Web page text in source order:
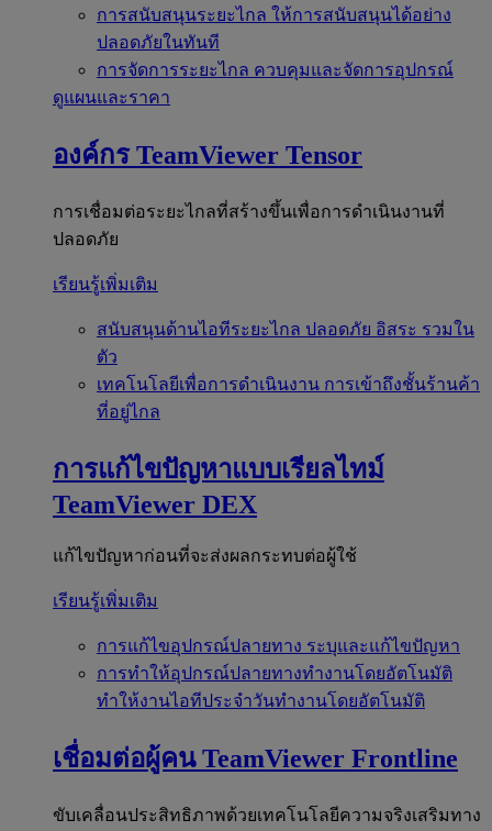
การสนับสนุนระยะไกล ให้การสนับสนุนได้อย่าง
ปลอดภัยในทันที
การจัดการระยะไกล ควบคุมและจัดการอุปกรณ์
ดูแผนและราคา
องค์กร TeamViewer Tensor
การเชื่อมต่อระยะไกลที่สร้างขึ้นเพื่อการดำเนินงานที่
ปลอดภัย
เรียนรู้เพิ่มเติม
สนับสนุนด้านไอทีระยะไกล ปลอดภัย อิสระ รวมใน
ตัว
เทคโนโลยีเพื่อการดำเนินงาน การเข้าถึงชั้นร้านค้า
ที่อยู่ไกล
การแก้ไขปัญหาแบบเรียลไทม์
TeamViewer DEX
แก้ไขปัญหาก่อนที่จะส่งผลกระทบต่อผู้ใช้
เรียนรู้เพิ่มเติม
การแก้ไขอุปกรณ์ปลายทาง ระบุและแก้ไขปัญหา
การทำให้อุปกรณ์ปลายทางทำงานโดยอัตโนมัติ
ทำให้งานไอทีประจำวันทำงานโดยอัตโนมัติ
เชื่อมต่อผู้คน TeamViewer Frontline
ขับเคลื่อนประสิทธิภาพด้วยเทคโนโลยีความจริงเสริมทาง